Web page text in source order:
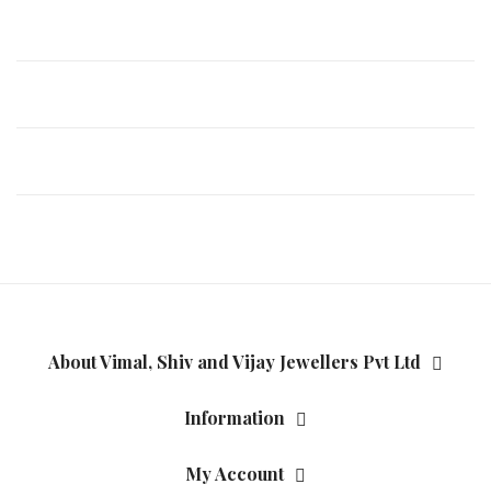
About Vimal, Shiv and Vijay Jewellers Pvt Ltd
Information
My Account